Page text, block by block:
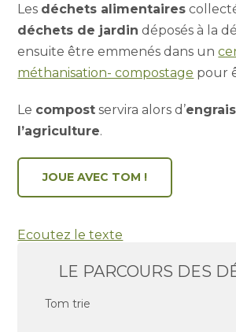
Les déchets alimentaires
déchets de jardin déposés à la
ensuite être emmenés dans un
méthanisation- compostage pour
Le compost servira alors d’
l’agriculture.
JOUE AVEC TOM !
Ecoutez le texte
LE PARCOURS DES
Tom trie